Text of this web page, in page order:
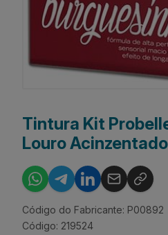
Tintura Kit
Louro Acinzentado
Código do Fabricante: P00892
Código: 219524